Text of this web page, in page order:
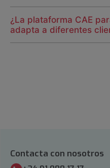
¿La plataforma CAE
adapta a diferentes
Contacta con nosotros